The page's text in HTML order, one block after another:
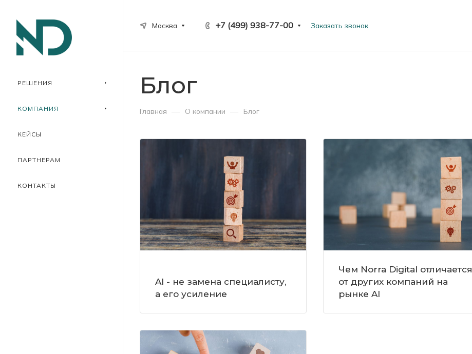
Москва +7 (499) 938-77-00 Заказать звонок
РЕШЕНИЯ
КОМПАНИЯ
КЕЙСЫ
ПАРТНЕРАМ
КОНТАКТЫ
Блог
Главная — О компании — Блог
AI - не замена специалисту,
а его усиление
Чем Norra Digital отличается
от других компаний на
рынке AI